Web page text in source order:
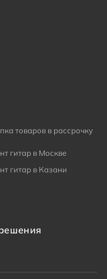
товаров в рассрочку
гитар в Москве
гитар в Казани